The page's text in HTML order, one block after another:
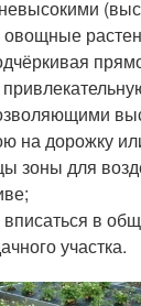
овощные
на дорожку
зоны для
в
участка.